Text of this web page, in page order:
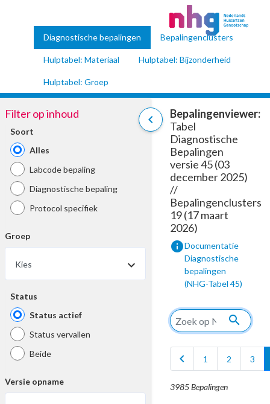
Diagnostische bepalingen Bepalingenclusters
Hulptabel: Materiaal Hulptabel: Bijzonderheid
Hulptabel: Groep
chevron_left
Filter op inhoud
Soort
Alles
Labcode bepaling
Diagnostische bepaling
Protocol specifiek
Groep
Kies
Status
Status actief
Status vervallen
Beide
Versie opname
Bepalingenviewer:
Tabel
Diagnostische
Bepalingen
versie 45 (03
december 2025)
//
Bepalingenclusters
19 (17 maart
2026)
infoDocumentatie
Diagnostische
bepalingen
(NHG-Tabel 45)
search
chevron_left 1 2 3
3985 Bepalingen